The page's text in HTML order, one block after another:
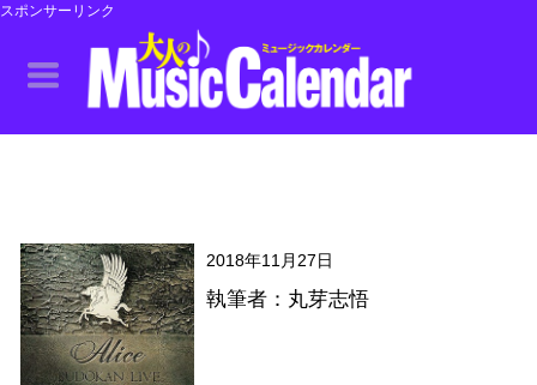
スポンサーリンク
2018年11月27日
執筆者：丸芽志悟